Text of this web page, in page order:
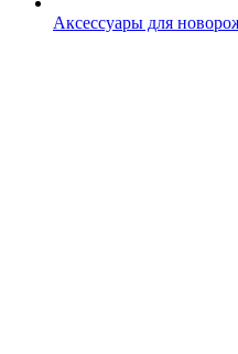
Аксессуары для